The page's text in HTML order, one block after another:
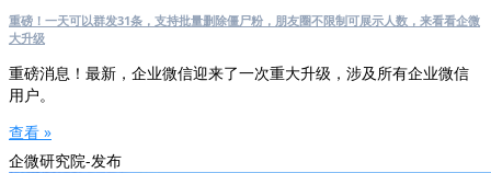
重磅！一天可以群发31条，支持批量删除僵尸粉，朋友圈不限制可展示人数，来看看企微
大升级
重磅消息！最新，企业微信迎来了一次重大升级，涉及所有企业微信
用户。
查看 »
企微研究院-发布